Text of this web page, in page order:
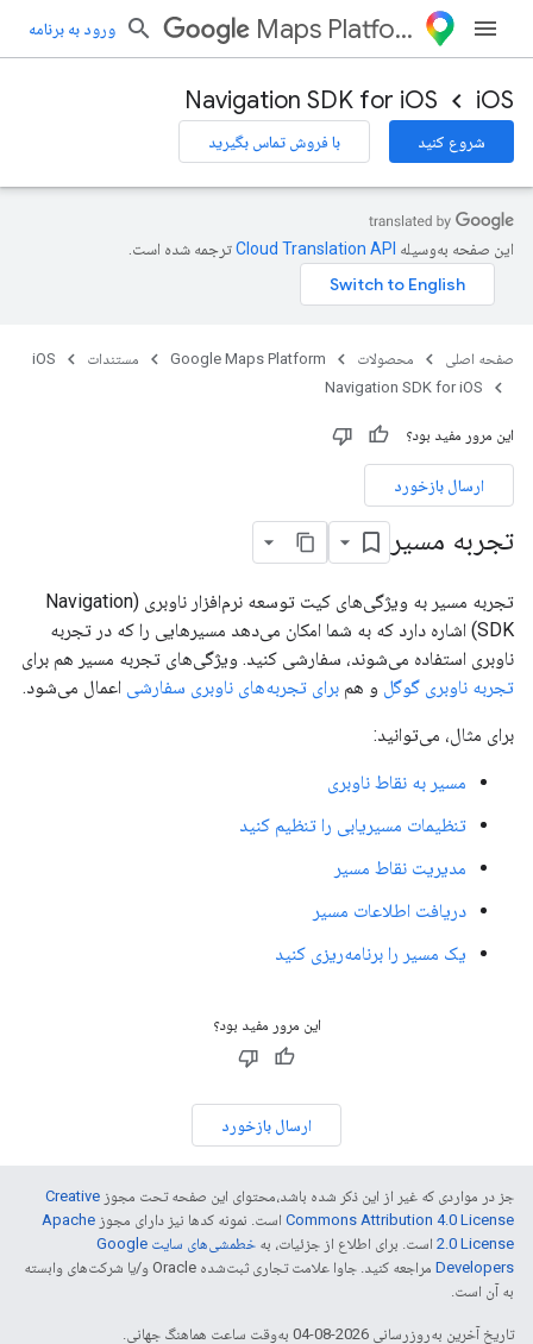
Maps Platform ورود به برنامه
iOS
Navigation SDK for iOS
شروع کنید با فروش تماس بگیرید
این صفحه به‌وسیله ترجمه شده است.
صفحه اصلی محصولات Google Maps Platform مستندات
iOS
Navigation SDK for iOS
این مرور مفید بود؟
ارسال بازخورد
تجربه مسیر
تجربه مسیر به ویژگی‌های کیت توسعه نرم‌افزار ناوبری (Navigation
SDK) اشاره دارد که به شما امکان می‌دهد مسیرهایی را که در تجربه
ناوبری استفاده می‌شوند، سفارشی کنید. ویژگی‌های تجربه مسیر هم برای
تجربه ناوبری گوگل و هم برای تجربه‌های ناوبری سفارشی اعمال می‌شود.
برای مثال، می‌توانید:
مسیر به نقاط ناوبری
تنظیمات مسیریابی را تنظیم کنید
مدیریت نقاط مسیر
دریافت اطلاعات مسیر
یک مسیر را برنامه‌ریزی کنید
این مرور مفید بود؟
ارسال بازخورد
جز در مواردی که غیر از این ذکر شده باشد،‌محتوای این صفحه تحت مجوز Creative
Commons Attribution 4.0 License است. نمونه کدها نیز دارای مجوز Apache
2.0 License است. برای اطلاع از جزئیات، به
خطمشی‌های سایت Google
Developers‏
مراجعه کنید. جاوا علامت تجاری ثبت‌شده Oracle و/یا شرکت‌های وابسته
به آن است.
تاریخ آخرین به‌روزرسانی 2026-08-04 به‌وقت ساعت هماهنگ جهانی.